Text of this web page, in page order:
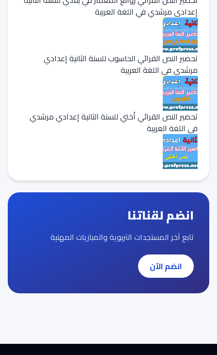
إعدادي مرشدي في اللغة العربية
تحضير النص القرائي الحاسوب للسنة الثانية إعدادي
مرشدي في اللغة العربية
تحضير النص القرائي أختي للسنة الثانية إعدادي مرشدي
في اللغة العربية
انضم لقناتنا
تابع آخر المستجدات التربوية والمباريات المهنية
انضم الآن